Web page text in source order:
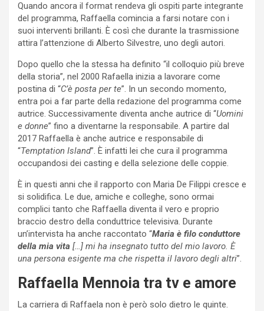
Quando ancora il format rendeva gli ospiti parte integrante
del programma, Raffaella comincia a farsi notare con i
suoi interventi brillanti. È così che durante la trasmissione
attira l’attenzione di Alberto Silvestre, uno degli autori.
Dopo quello che la stessa ha definito “il colloquio più breve
della storia”, nel 2000 Rafaella inizia a lavorare come
postina di “C’è posta per te”. In un secondo momento,
entra poi a far parte della redazione del programma come
autrice. Successivamente diventa anche autrice di “Uomini
e donne” fino a diventarne la responsabile. A partire dal
2017 Raffaella è anche autrice e responsabile di
“Temptation Island”. È infatti lei che cura il programma
occupandosi dei casting e della selezione delle coppie.
È in questi anni che il rapporto con Maria De Filippi cresce e
si solidifica. Le due, amiche e colleghe, sono ormai
complici tanto che Raffaella diventa il vero e proprio
braccio destro della conduttrice televisiva. Durante
un’intervista ha anche raccontato “Maria è filo conduttore
della mia vita […] mi ha insegnato tutto del mio lavoro. È
una persona esigente ma che rispetta il lavoro degli altri”.
Raffaella Mennoia tra tv e amore
La carriera di Raffaela non è però solo dietro le quinte.